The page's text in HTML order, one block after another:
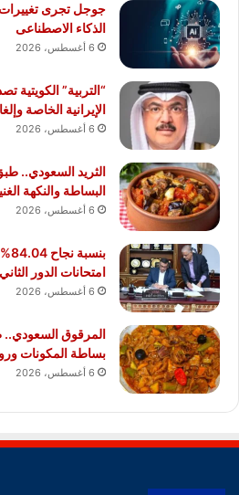
جوجل تجرى تغييرات
الذكاء الاصطناعى
6 أغسطس، 2026
“التربية” الكويتية
الإيرانية الخاصة
6 أغسطس، 2026
الثريد السعودي..
البساطة والنكهة
6 أغسطس، 2026
امتحانات الدور
6 أغسطس، 2026
المرقوق
بساطة المكونات
6 أغسطس، 2026